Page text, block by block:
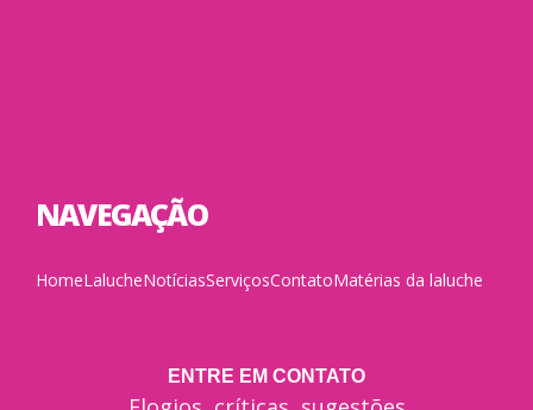
NAVEGAÇÃO
HomeLalucheNotíciasServiçosContatoMatérias da laluche
ENTRE EM CONTATO